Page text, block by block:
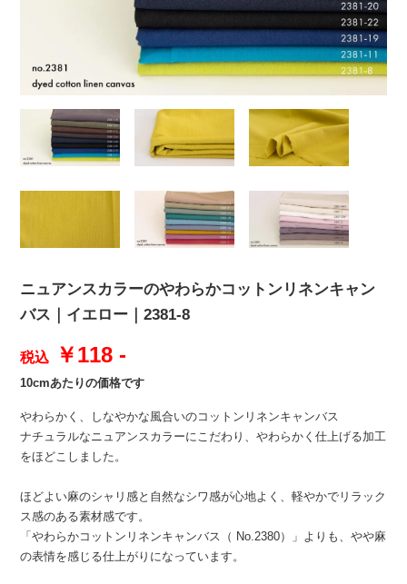
ニュアンスカラーのやわらかコットンリネンキャン
バス｜イエロー｜2381-8
税込 ￥118 -
10cmあたりの価格です
やわらかく、しなやかな風合いのコットンリネンキャンバス
ナチュラルなニュアンスカラーにこだわり、やわらかく仕上げる加工
をほどこしました。
ほどよい麻のシャリ感と自然なシワ感が心地よく、軽やかでリラック
ス感のある素材感です。
「やわらかコットンリネンキャンバス（ No.2380）」よりも、やや麻
の表情を感じる仕上がりになっています。